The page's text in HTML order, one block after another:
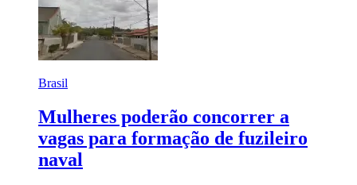
Brasil
Mulheres poderão concorrer a
vagas para formação de fuzileiro
naval